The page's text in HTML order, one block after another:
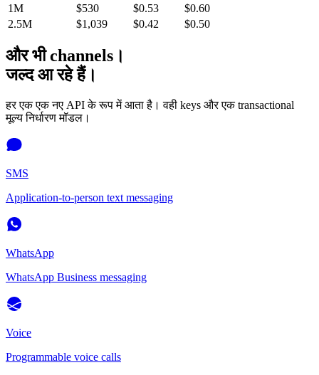
1M
$530 $0.53
$0.60
2.5M
$1,039 $0.42 $0.50
और भी channels।
जल्द आ रहे हैं।
हर एक एक नए API के रूप में आता है। वही keys और एक transactional
मूल्य निर्धारण मॉडल।
SMS
Application-to-person text messaging
WhatsApp
WhatsApp Business messaging
Voice
Programmable voice calls